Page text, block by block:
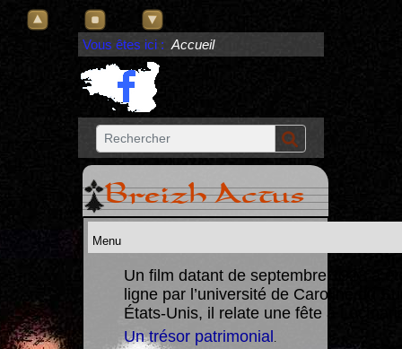
Vous êtes ici : Accueil
Breizh Actus
Un film datant de septembre 1928 a
ligne par l’université de Caroline du
États-Unis, il relate une fête à
Un trésor patrimonial